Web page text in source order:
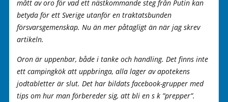
mått av oro för vad ett nästkommande steg från Putin kan
betyda för ett Sverige utanför en traktatsbunden
försvarsgemenskap. Nu än mer påtagligt än när jag skrev
artikeln.
Oron är uppenbar, både i tanke och handling. Det finns inte
ett campingkök att uppbringa, alla lager av apotekens
jodtabletter är slut. Det har bildats facebook-grupper med
tips om hur man förbereder sig, att bli en s k ”prepper”.